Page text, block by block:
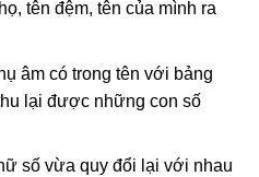
tên đệm, tên của mình ra
âm có trong tên với bảng
lại được những con số
số vừa quy đổi lại với nhau